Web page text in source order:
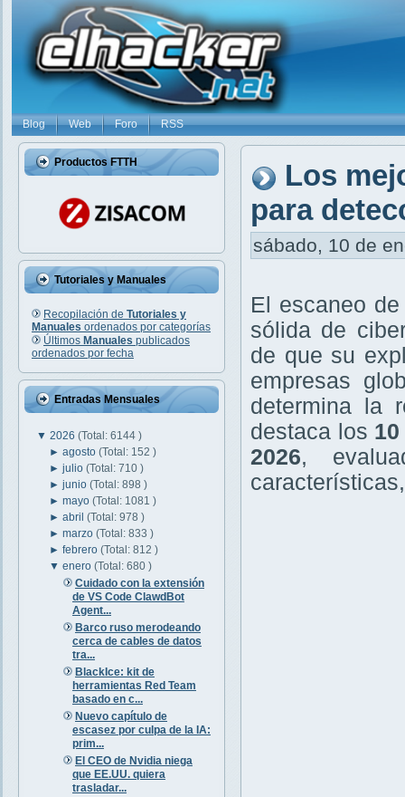
Blog Web Foro RSS
Productos FTTH
Tutoriales y Manuales
Recopilación de Tutoriales y
Manuales ordenados por categorías
Últimos Manuales publicados
ordenados por fecha
Entradas Mensuales
▼ 2026 (Total: 6144 )
►agosto(Total: 152 )
►julio(Total: 710 )
►junio(Total: 898 )
►mayo(Total: 1081 )
►abril(Total: 978 )
►marzo(Total: 833 )
►febrero(Total: 812 )
▼enero(Total: 680 )
Cuidado con la extensión
de VS Code ClawdBot
Agent...
Barco ruso merodeando
cerca de cables de datos
tra...
BlackIce: kit de
herramientas Red Team
basado en c...
Nuevo capítulo de
escasez por culpa de la IA:
prim...
El CEO de Nvidia niega
que EE.UU. quiera
trasladar...
Los
para
sábado, 10 de
El escaneo
sólida de
de que su
empresas
determina la
destaca los
2026,